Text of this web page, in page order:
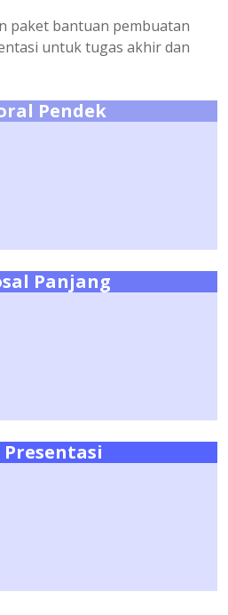
paket bantuan pembuatan
untuk tugas akhir dan
Pendek
Panjang
Presentasi